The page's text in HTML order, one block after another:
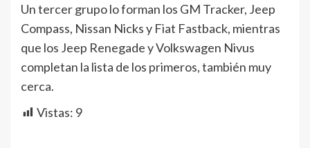
Un tercer grupo lo forman los GM Tracker, Jeep
Compass, Nissan Nicks y Fiat Fastback, mientras
que los Jeep Renegade y Volkswagen Nivus
completan la lista de los primeros, también muy
cerca.
Vistas: 9